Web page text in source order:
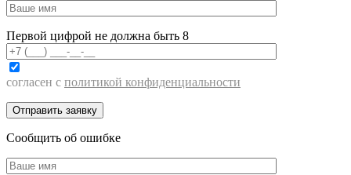
Первой цифрой не должна быть 8
согласен с политикой конфиденциальности
Сообщить об ошибке